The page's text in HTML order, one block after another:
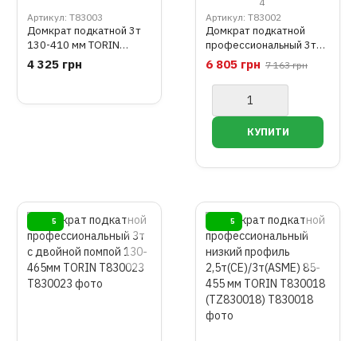
Артикул: T83003
Домкрат подкатной 3т
130-410 мм TORIN
T83003
4 325 грн
Артикул: T83002
Домкрат подкатной
профессиональный 3т
140-520 мм (T830022
TZ830022) TORIN
T83002
6 805 грн 7 163 грн
5 5